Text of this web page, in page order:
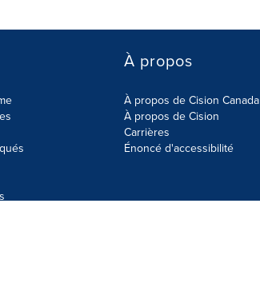
À propos
À propos de Cision Canada
À propos de Cision
Carrières
Énoncé d'accessibilité